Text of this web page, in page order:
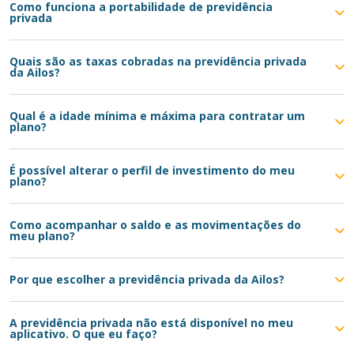
Como funciona a portabilidade de previdência
privada
Quais são as taxas cobradas na previdência privada
da Ailos?
Qual é a idade mínima e máxima para contratar um
plano?
É possível alterar o perfil de investimento do meu
plano?
Como acompanhar o saldo e as movimentações do
meu plano?
Por que escolher a previdência privada da Ailos?
A previdência privada não está disponível no meu
aplicativo. O que eu faço?